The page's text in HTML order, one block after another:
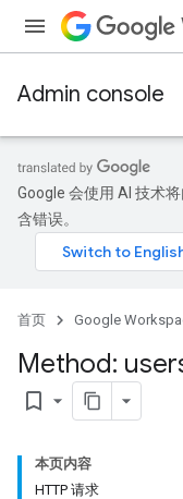
Admin console
Google 会使用 AI 技术
含错误。
首页 Google
Method:
bookmark_border
本页内容
HTTP 请求